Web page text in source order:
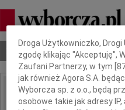
Nekrologi Odeszli
IMIĘ I NAZWISKO:
Dbamy o Twoją prywatność
Droga Użytkowniczko,
zgodę klikając "Akceptuję",
Zaufani Partnerzy, w tym [
jak również Agora S.A.
Wyborcza sp. z o.o., będą
osobowe takie jak adresy